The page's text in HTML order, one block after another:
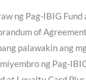
ng Pag-IBIG Fund
of
palawakin ang
ng Pag-